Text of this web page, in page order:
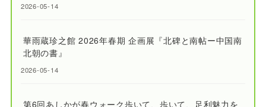
2026-05-14
華雨蔵珍之館 2026年春期 企画展『北碑と南帖ー中国南
北朝の書』
2026-05-14
第6回あしかが春ウォーク歩いて、歩いて、足利魅力を